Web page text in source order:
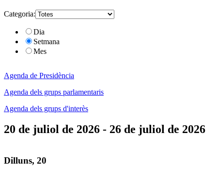
Categoria:
Dia
Setmana
Mes
Agenda de Presidència
Agenda dels grups parlamentaris
Agenda dels grups d'interès
20 de juliol de 2026 - 26 de juliol de 2026
Dilluns, 20